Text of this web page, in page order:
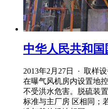
中华人民共和
2013年2月27日 · 取样
在曝气风机房内设置地
不受洪水危害。脱硫装
标准与主厂房 区相同；